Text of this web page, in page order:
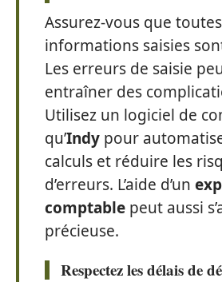
Assurez-vous que
informations saisies
Les erreurs de saisie
entraîner des
Utilisez un logiciel de
qu’Indy pour
calculs et réduire les
d’erreurs. L’aide d’un
comptable peut aussi
précieuse.
Respectez les délais de